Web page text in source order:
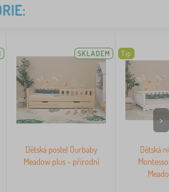
SKLADEM
Dětská postel Ourbaby
Meadow plus - přírodní
Tip
Dětská
>